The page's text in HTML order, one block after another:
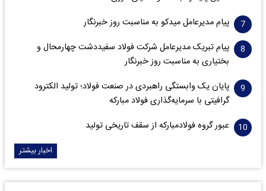
پیام مدیرعامل میدکو به مناسبت روز خبرنگار
پیام تبریک مدیرعامل شرکت فولاد سفیددشت چهارمحال و
بختیاری به مناسبت روز خبرنگار
پایان یک وابستگی راهبردی در صنعت فولاد؛ تولید الکترود
گرافیتی با سرمایه‌گذاری فولاد مبارکه
عبور گروه فولادمبارکه از سقف تاریخی تولید
اخبار بیشتر